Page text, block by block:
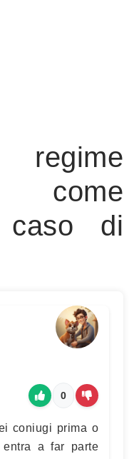
come
caso di
0
coniugi prima o
a far parte